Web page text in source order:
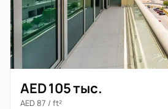
AED 105 тыс.
AED 87 / ft²